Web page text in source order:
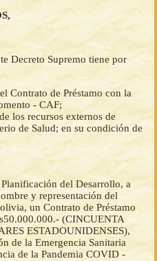
Decreto Supremo tiene por
Contrato de Préstamo con la
- CAF;
los recursos externos de
de Salud; en su condición de
del Desarrollo, a
y representación del
un Contrato de Préstamo
(CINCUENTA
ESTADOUNIDENSES),
de la Emergencia Sanitaria
de la Pandemia COVID -